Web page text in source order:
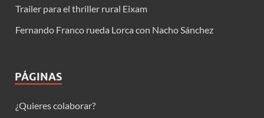
Trailer para el thriller rural Eixam
Fernando Franco rueda Lorca con Nacho Sánchez
PÁGINAS
¿Quieres colaborar?